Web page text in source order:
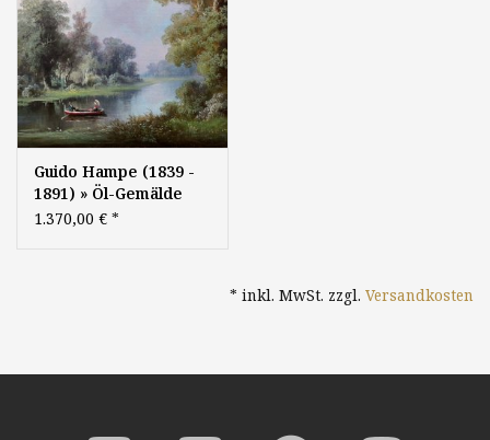
Guido Hampe (1839 -
1891) » Öl-Gemälde
Biedermeier
1.370,00 € *
* inkl. MwSt. zzgl. Versandkosten